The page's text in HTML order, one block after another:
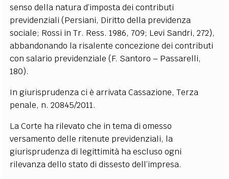
senso della natura d’imposta dei contributi
previdenziali (Persiani, Diritto della previdenza
sociale; Rossi in Tr. Ress. 1986, 709; Levi Sandri, 272),
abbandonando la risalente concezione dei contributi
con salario previdenziale (F. Santoro – Passarelli,
180).
In giurisprudenza ci è arrivata Cassazione, Terza
penale, n. 20845/2011.
La Corte ha rilevato che in tema di omesso
versamento delle ritenute previdenziali, la
giurisprudenza di legittimità ha escluso ogni
rilevanza dello stato di dissesto dell’impresa.